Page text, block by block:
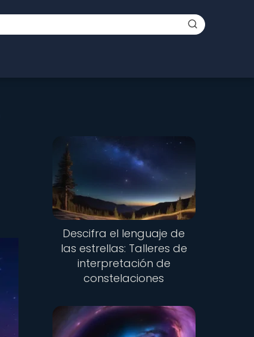
Descifra el lenguaje de
las estrellas: Talleres de
interpretación de
constelaciones